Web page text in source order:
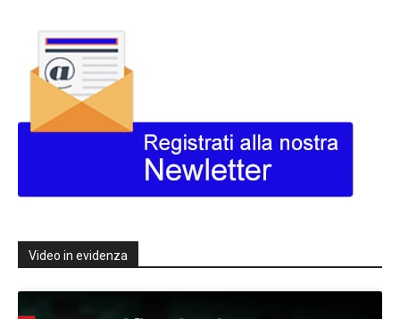
Video in evidenza